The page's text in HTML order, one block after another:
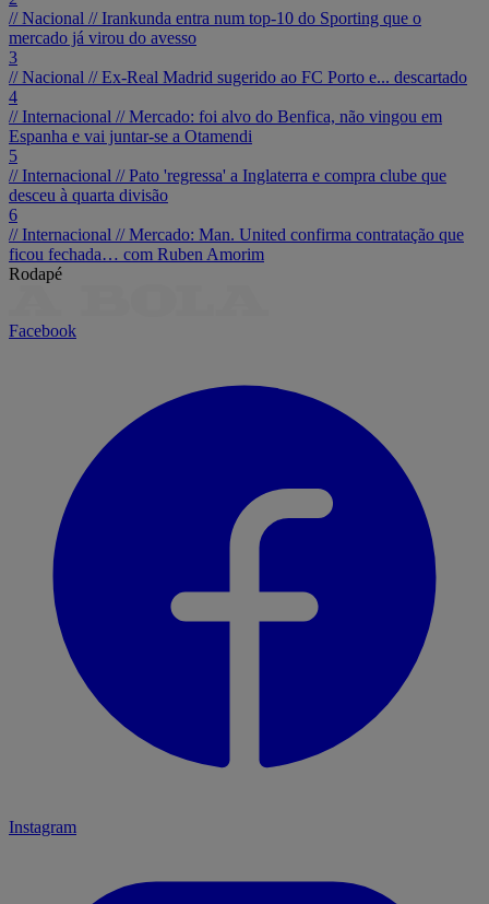
// Nacional //Irankunda entra num top-10 do Sporting que o
mercado já virou do avesso
3
// Nacional //Ex-Real Madrid sugerido ao FC Porto e... descartado
4
// Internacional //Mercado: foi alvo do Benfica, não vingou em
Espanha e vai juntar-se a Otamendi
5
// Internacional //Pato 'regressa' a Inglaterra e compra clube que
desceu à quarta divisão
6
// Internacional //Mercado: Man. United confirma contratação que
ficou fechada… com Ruben Amorim
Rodapé
Facebook
Instagram